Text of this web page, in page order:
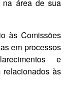
na área de sua
às Comissões
em processos
e
relacionados às